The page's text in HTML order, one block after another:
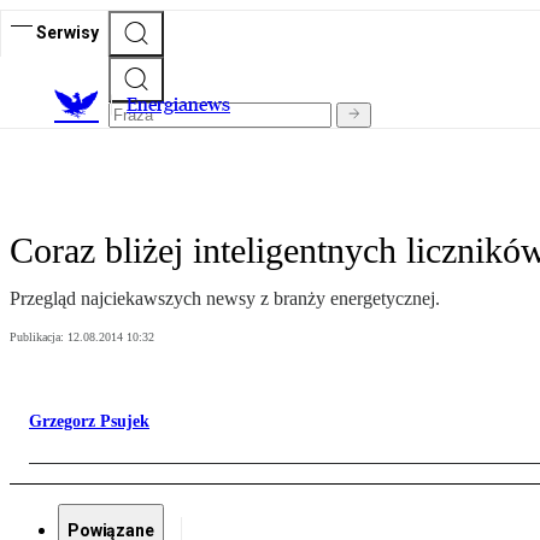
Serwisy
Energianews
Coraz bliżej inteligentnych
Przegląd najciekawszych newsy z branży energetycznej.
Publikacja: 12.08.2014 10:32
Grzegorz Psujek
Powiązane